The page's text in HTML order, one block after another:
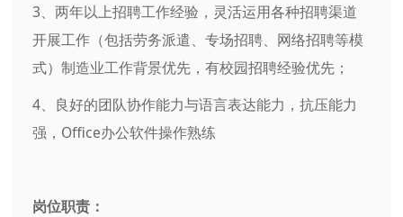
3、两年以上招聘工作经验，灵活运用各种招聘渠道
开展工作（包括劳务派遣、专场招聘、网络招聘等模
式）制造业工作背景优先，有校园招聘经验优先；
4、良好的团队协作能力与语言表达能力，抗压能力
强，Office办公软件操作熟练
岗位职责：